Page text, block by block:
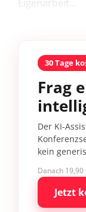
Eigenarbeit...
30 Tage
Frag
Der KI-
kein
Danach
Jetzt